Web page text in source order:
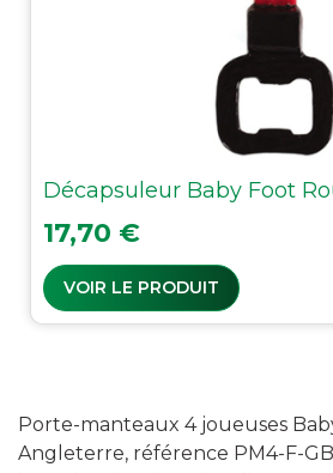
Décapsuleur Baby Foot
Prix
17,70 €
VOIR LE PRODUIT
Porte-manteaux 4 joueuses
Angleterre, référence PM4-F-